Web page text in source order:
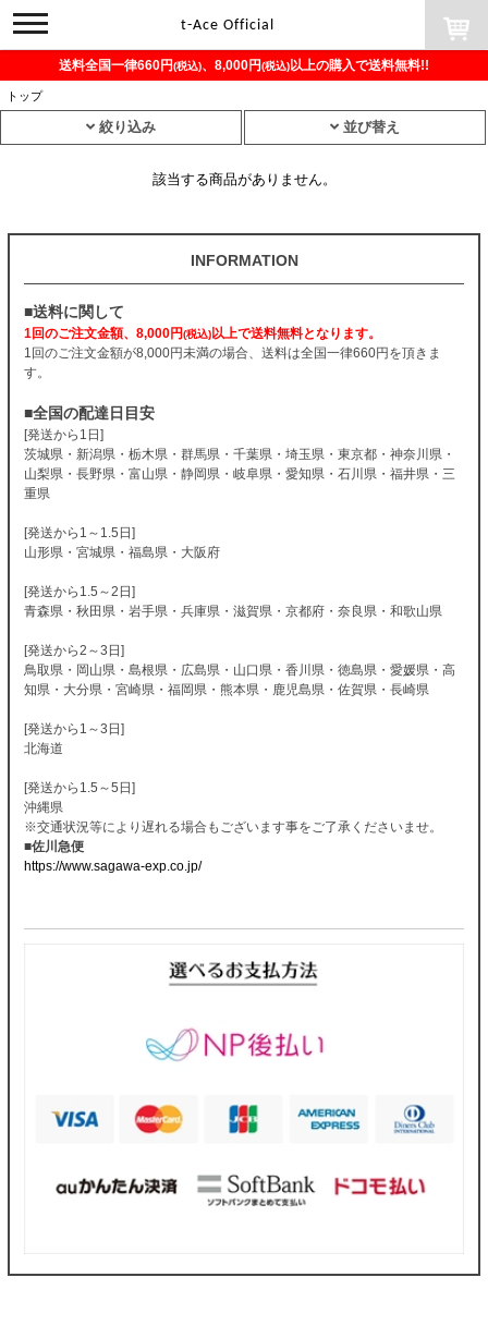
toggle
navigation
t-Ace Official
送料全国一律660円(税込)、8,000円(税込)以上の購入で送料無料!!
トップ
絞り込み 並び替え
該当する商品がありません。
INFORMATION
■送料に関して
1回のご注文金額、8,000円(税込)以上で送料無料となります。
1回のご注文金額が8,000円未満の場合、送料は全国一律660円を頂きま
す。
■全国の配達日目安
[発送から1日]
茨城県・新潟県・栃木県・群馬県・千葉県・埼玉県・東京都・神奈川県・
山梨県・長野県・富山県・静岡県・岐阜県・愛知県・石川県・福井県・三
重県
[発送から1～1.5日]
山形県・宮城県・福島県・大阪府
[発送から1.5～2日]
青森県・秋田県・岩手県・兵庫県・滋賀県・京都府・奈良県・和歌山県
[発送から2～3日]
鳥取県・岡山県・島根県・広島県・山口県・香川県・徳島県・愛媛県・高
知県・大分県・宮崎県・福岡県・熊本県・鹿児島県・佐賀県・長崎県
[発送から1～3日]
北海道
[発送から1.5～5日]
沖縄県
※交通状況等により遅れる場合もございます事をご了承くださいませ。
■佐川急便
https://www.sagawa-exp.co.jp/